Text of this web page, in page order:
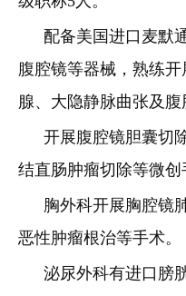
配备美国进口麦默
腹腔镜等器械，熟练
腺、大隐静脉曲张及腹
开展腹腔镜胆囊切
结直肠肿瘤切除等微创
胸外科开展胸腔镜
恶性肿瘤根治等手术。
泌尿外科有进口膀